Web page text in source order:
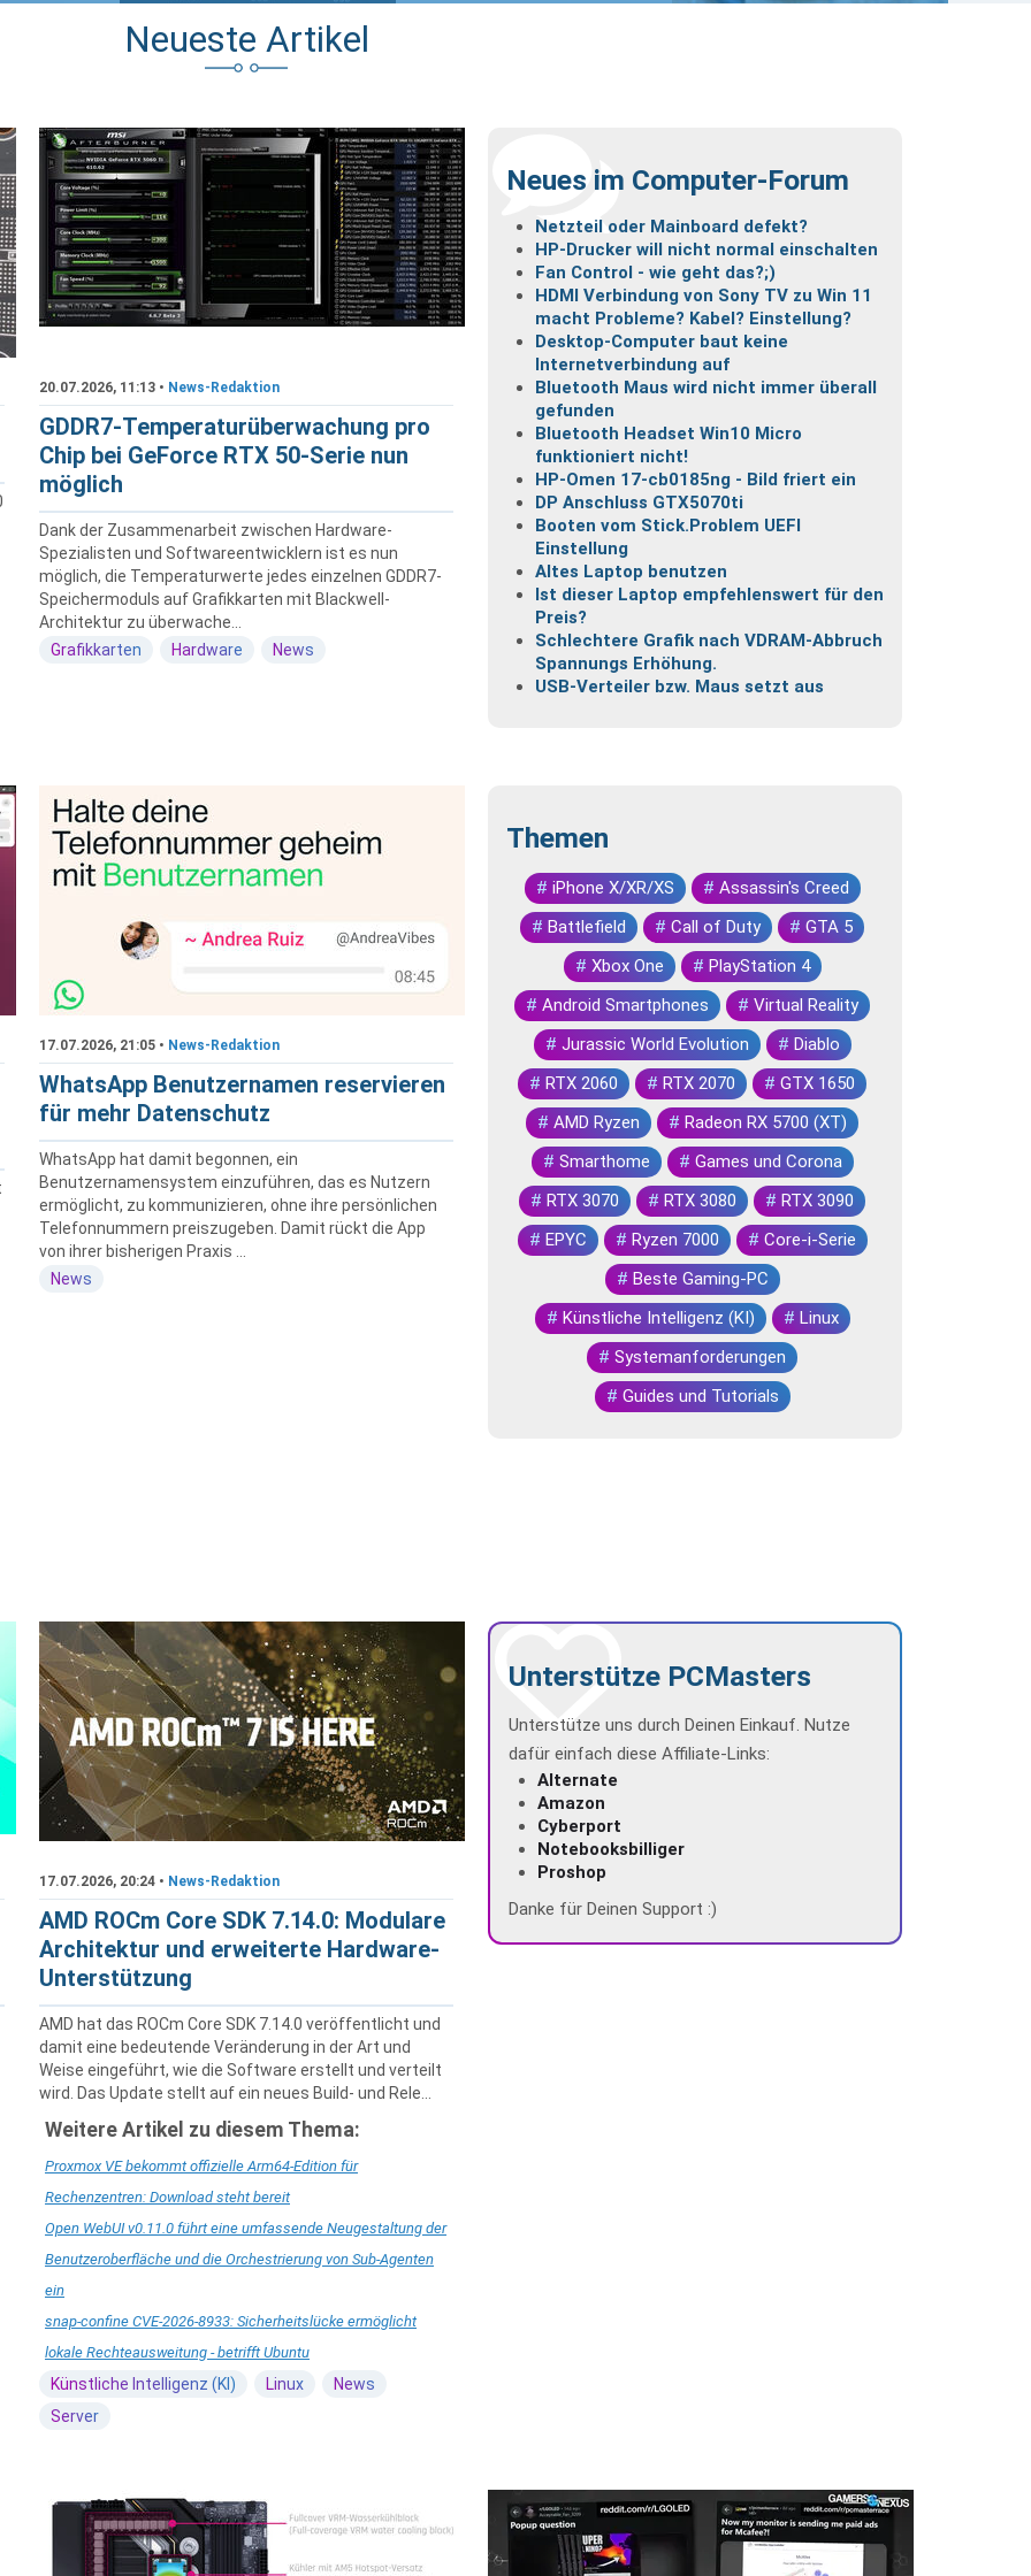
Neueste Artikel
20.07.2026, 11:13 • News-Redaktion
GDDR7-Temperaturüberwachung pro
Chip bei GeForce RTX 50-Serie nun
möglich
Dank der Zusammenarbeit zwischen Hardware-
Spezialisten und Softwareentwicklern ist es nun
möglich, die Temperaturwerte jedes einzelnen GDDR7-
Speichermoduls auf Grafikkarten mit Blackwell-
Architektur zu überwache...
Grafikkarten
Hardware News
Neues im Computer-Forum
Netzteil oder Mainboard defekt?
HP-Drucker will nicht normal einschalten
Fan Control - wie geht das?;)
HDMI Verbindung von Sony TV zu Win 11
macht Probleme? Kabel? Einstellung?
Desktop-Computer baut keine
Internetverbindung auf
Bluetooth Maus wird nicht immer überall
gefunden
Bluetooth Headset Win10 Micro
funktioniert nicht!
HP-Omen 17-cb0185ng - Bild friert ein
DP Anschluss GTX5070ti
Booten vom Stick.Problem UEFI
Einstellung
Altes Laptop benutzen
Ist dieser Laptop empfehlenswert für den
Preis?
Schlechtere Grafik nach VDRAM-Abbruch
Spannungs Erhöhung.
USB-Verteiler bzw. Maus setzt aus
17.07.2026, 21:05 • News-Redaktion
WhatsApp Benutzernamen reservieren
für mehr Datenschutz
WhatsApp hat damit begonnen, ein
Benutzernamensystem einzuführen, das es Nutzern
ermöglicht, zu kommunizieren, ohne ihre persönlichen
Telefonnummern preiszugeben. Damit rückt die App
von ihrer bisherigen Praxis ...
News
Themen
# iPhone X/XR/XS # Assassin's Creed
# Battlefield # Call of Duty # GTA 5
# Xbox One # PlayStation 4
# Android Smartphones # Virtual Reality
# Jurassic World Evolution # Diablo
# RTX 2060 # RTX 2070 # GTX 1650
# AMD Ryzen # Radeon RX 5700 (XT)
# Smarthome # Games und Corona
# RTX 3070 # RTX 3080 # RTX 3090
# EPYC # Ryzen 7000 # Core-i-Serie
# Beste Gaming-PC
# Künstliche Intelligenz (KI) # Linux
# Systemanforderungen
# Guides und Tutorials
17.07.2026, 20:24 • News-Redaktion
AMD ROCm Core SDK 7.14.0: Modulare
Architektur und erweiterte Hardware-
Unterstützung
AMD hat das ROCm Core SDK 7.14.0 veröffentlicht und
damit eine bedeutende Veränderung in der Art und
Weise eingeführt, wie die Software erstellt und verteilt
wird. Das Update stellt auf ein neues Build- und Rele...
Weitere Artikel zu diesem Thema:
Proxmox VE bekommt offizielle Arm64-Edition für
Rechenzentren: Download steht bereit
Open WebUI v0.11.0 führt eine umfassende Neugestaltung der
Benutzeroberfläche und die Orchestrierung von Sub-Agenten
ein
snap-confine CVE-2026-8933: Sicherheitslücke ermöglicht
lokale Rechteausweitung - betrifft Ubuntu
Künstliche Intelligenz (KI) Linux
News
Server
Unterstütze PCMasters
Unterstütze uns durch Deinen Einkauf. Nutze
dafür einfach diese Affiliate-Links:
Alternate
Amazon
Cyberport
Notebooksbilliger
Proshop
Danke für Deinen Support :)